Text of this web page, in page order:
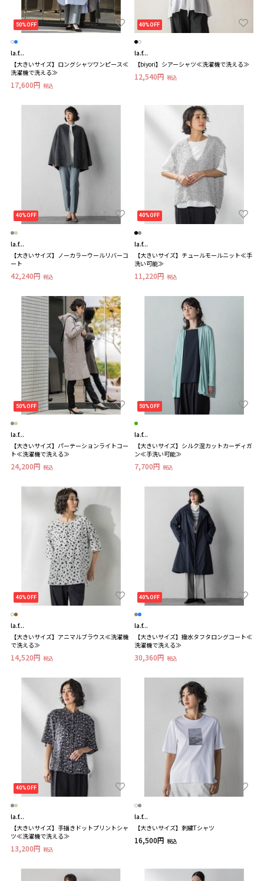
50%OFF
la.f...
【大きいサイズ】ロングシャツワンピース≪
洗濯機で洗える≫
17,600円 税込
40%OFF
la.f...
【biyori】シアーシャツ≪洗濯機で洗える≫
12,540円 税込
40%OFF
la.f...
【大きいサイズ】ノーカラーウールリバーコ
ート
42,240円 税込
40%OFF
la.f...
【大きいサイズ】チュールモールニット≪手
洗い可能≫
11,220円 税込
50%OFF
la.f...
【大きいサイズ】パーテーションライトコー
ト≪洗濯機で洗える≫
24,200円 税込
50%OFF
la.f...
【大きいサイズ】シルク混カットカーディガ
ン≪手洗い可能≫
7,700円 税込
40%OFF
la.f...
【大きいサイズ】アニマルブラウス≪洗濯機
で洗える≫
14,520円 税込
40%OFF
la.f...
【大きいサイズ】撥水タフタロングコート≪
洗濯機で洗える≫
30,360円 税込
40%OFF
la.f...
【大きいサイズ】手描きドットプリントシャ
ツ≪洗濯機で洗える≫
13,200円 税込
la.f...
【大きいサイズ】刺繍Tシャツ
16,500円 税込